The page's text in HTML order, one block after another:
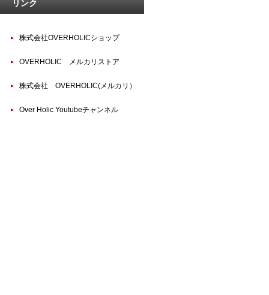
リンク
株式会社OVERHOLICショップ
OVERHOLIC メルカリストア
株式会社 OVERHOLIC(メルカリ）
Over Holic Youtubeチャンネル